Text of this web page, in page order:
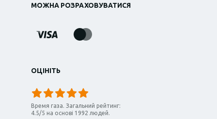
МОЖНА РОЗРАХОВУВАТИСЯ
ОЦІНІТЬ
Время газа. Загальний рейтинг:
4.5/5 на основі 1992 людей.